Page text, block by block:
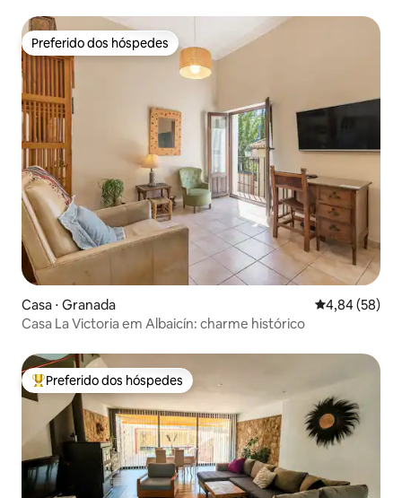
Preferido dos hóspedes
Preferido dos hóspedes
Casa ⋅ Granada 4,84 de uma
4,84 (58)
Casa La Victoria em Albaicín: charme histórico
Entre os melhores preferidos dos hóspedes
Preferido dos hóspedes